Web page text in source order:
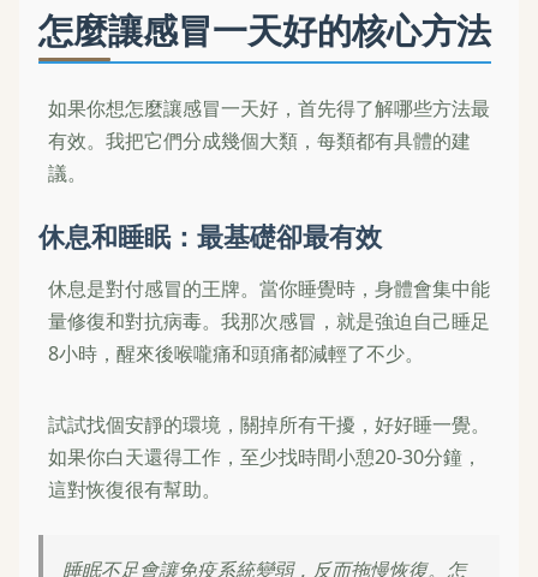
怎麼讓感冒一天好的核心方法
如果你想怎麼讓感冒一天好，首先得了解哪些方法最
有效。我把它們分成幾個大類，每類都有具體的建
議。
休息和睡眠：最基礎卻最有效
休息是對付感冒的王牌。當你睡覺時，身體會集中能
量修復和對抗病毒。我那次感冒，就是強迫自己睡足
8小時，醒來後喉嚨痛和頭痛都減輕了不少。
試試找個安靜的環境，關掉所有干擾，好好睡一覺。
如果你白天還得工作，至少找時間小憩20-30分鐘，
這對恢復很有幫助。
睡眠不足會讓免疫系統變弱，反而拖慢恢復。怎